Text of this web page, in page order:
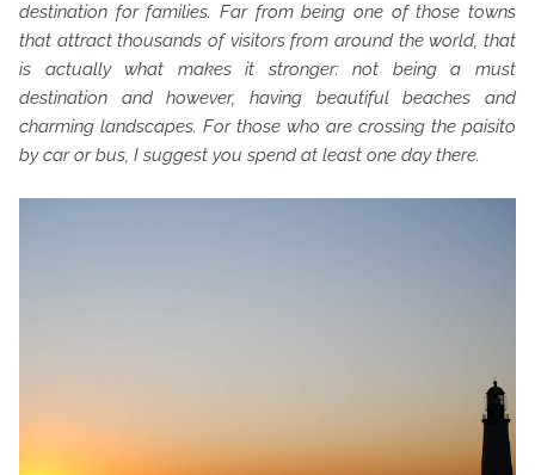
destination for families. Far from being one of those towns
that attract thousands of visitors from around the world, that
is actually what makes it stronger: not being a must
destination and however, having beautiful beaches and
charming landscapes. For those who are crossing the paisito
by car or bus, I suggest you spend at least one day there.